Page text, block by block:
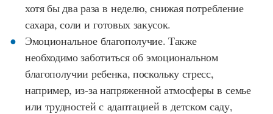
хотя бы два раза в неделю, снижая потребление
сахара, соли и готовых закусок.
Эмоциональное благополучие. Также
необходимо заботиться об эмоциональном
благополучии ребенка, поскольку стресс,
например, из-за напряженной атмосферы в семье
или трудностей с адаптацией в детском саду,